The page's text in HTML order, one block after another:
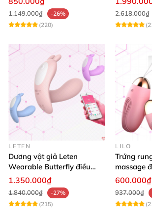
1.149.000₫
-26%
(220)
2.618.000₫
LETEN
Dương vật giả Leten
Wearable Butterfly điều
khiển app bluetooth 16 chế
1.350.000₫
1.840.000₫
-27%
(215)
LILO
Trứng
massage
cấp USB
600.000₫
937.000₫